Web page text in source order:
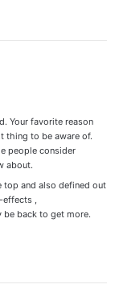
Your favorite reason
thing to be aware of.
people consider
about.
top and also defined out
,
be back to get more.